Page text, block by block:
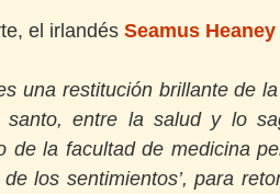
el irlandés Seamus Heaney
una restitución brillante de
entre la salud y lo
de la facultad de medicina
de los sentimientos’, para